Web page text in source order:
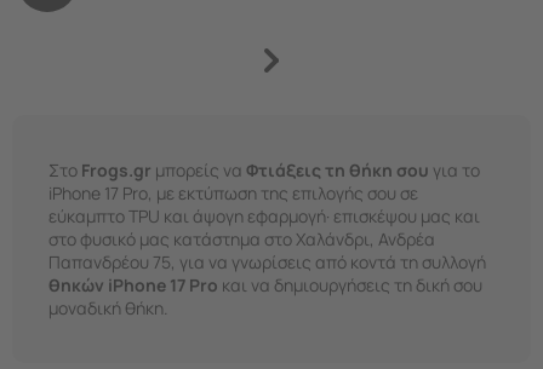
Στο Frogs.gr μπορείς να Φτιάξεις τη θήκη σου για το
iPhone 17 Pro, με εκτύπωση της επιλογής σου σε
εύκαμπτο TPU και άψογη εφαρμογή· επισκέψου μας και
στο φυσικό μας κατάστημα στοΧαλάνδρι, Ανδρέα
Παπανδρέου 75, για να γνωρίσεις από κοντά τη συλλογή
θηκών iPhone 17 Pro και να δημιουργήσεις τη δική σου
μοναδική θήκη.